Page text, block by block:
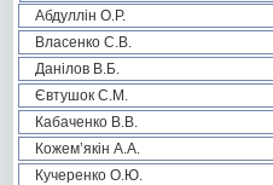
Абдуллін О.Р.
Власенко С.В.
Данілов В.Б.
Євтушок С.М.
Кабаченко В.В.
Кожем’якін А.А.
Кучеренко О.Ю.